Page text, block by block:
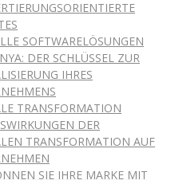
SOFTWARELÖSUNGEN
DER SCHLÜSSEL ZUR
IHRES
TRANSFORMATION
DER
TRANSFORMATION AUF
SIE IHRE MARKE MIT